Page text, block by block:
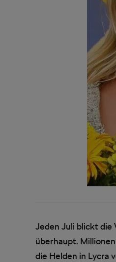
Jeden Juli blickt die
überhaupt.
die Helden in Lycra